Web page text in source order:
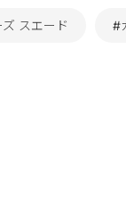
スエード #